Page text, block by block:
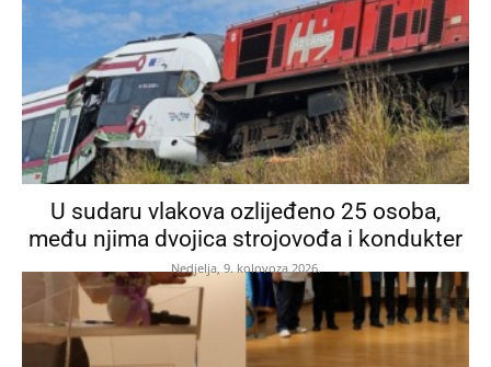
U sudaru vlakova ozlijeđeno 25 osoba,
među njima dvojica strojovođa i kondukter
Nedjelja, 9. kolovoza 2026.